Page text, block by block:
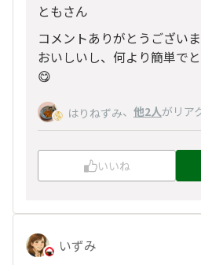
ともさん
コメントありがとうございま
おいしいし、何より簡単で
😋
はりねずみ、 他2人がリア
いいね
いずみ